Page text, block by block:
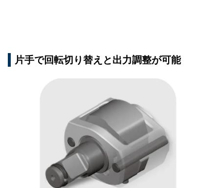
片手で回転切り替えと出力調整が可能